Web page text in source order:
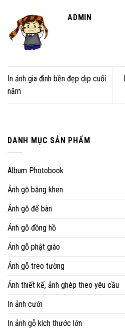
DANH MỤC SẢN PHẨM
Album Photobook
Ảnh gỗ bằng khen
Ảnh gỗ để bàn
Ảnh gỗ đồng hồ
Ảnh gỗ phật giáo
Ảnh gỗ treo tường
Ảnh thiết kế, ảnh ghép theo yêu cầu
In ảnh cưới
In ảnh gỗ kích thước lớn
ADMIN
In ảnh gia đình bền đẹp dịp cuối
năm